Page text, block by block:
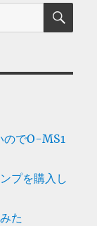
検
のでO-MS1
プを購入し
た